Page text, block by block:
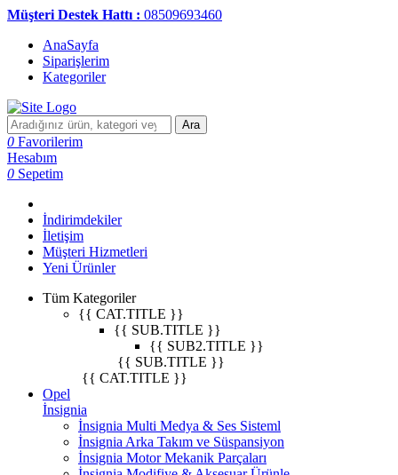
Müşteri Destek Hattı : 08509693460
AnaSayfa
Siparişlerim
Kategoriler
Ara
0 Favorilerim
Hesabım
0 Sepetim
İndirimdekiler
İletişim
Müşteri Hizmetleri
Yeni Ürünler
Tüm Kategoriler
{{ CAT.TITLE }}
{{ SUB.TITLE }}
{{ SUB2.TITLE }}
{{ SUB.TITLE }}
{{ CAT.TITLE }}
Opel
İnsignia
İnsignia Multi Medya & Ses Sisteml
İnsignia Arka Takım ve Süspansiyon
İnsignia Motor Mekanik Parçaları